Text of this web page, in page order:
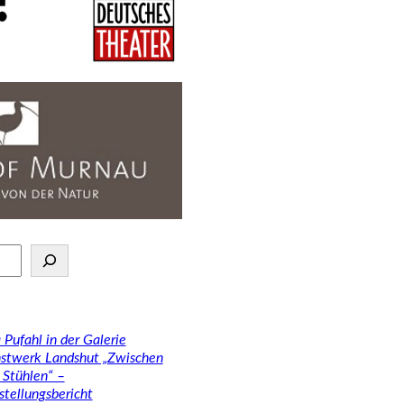
Pufahl in der Galerie
Landshut „Zwischen
–